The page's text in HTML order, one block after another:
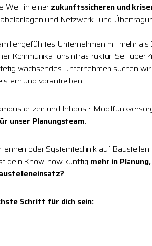
Welt in einer zukunftssicheren und
und Netzwerk- und
Unternehmen mit mehr
Kommunikationsinfrastruktur. Seit über
wachsendes Unternehmen suchen
und vorantreiben.
und Inhouse-
unser Planungsteam.
oder Systemtechnik auf
dein Know-how künftig mehr in
Schritt für dich sein: